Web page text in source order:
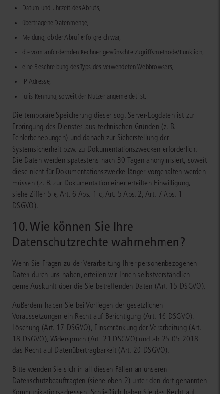
Datum und Uhrzeit des Abrufs,
übertragene Datenmenge,
Meldung, ob der Abruf erfolgreich war,
die vom anfordernden Rechner gewünschte Zugriffsmethode/Funktion,
eine Beschreibung des Typs des verwendeten Webbrowsers,
IP-Adresse,
juris Kennung, soweit der Nutzer angemeldet ist.
Die temporäre Speicherung dieser sog. Server-Logdaten ist zur
Erbringung des Dienstes aus technischen Gründen (z. B.
Fehlerbehebungen) und danach zur Sicherstellung der
Systemsicherheit bzw. zu Dokumentationszwecken erforderlich.
Die Daten werden spätestens nach 30 Tagen anonymisiert, soweit
diese nicht für Dokumentationszwecke länger vorgehalten werden
müssen (z. B. zur Dokumentation einer erteilten Einwilligung,
siehe Ziffer 5 e, Art. 6 Abs. 1 c, Art. 5 Abs. 2, Art. 7 Abs. 1
DSGVO).
10. Wie können Sie Ihre
Datenschutzrechte wahrnehmen?
Wenn Sie Fragen zu der Verarbeitung Ihrer personenbezogenen
Daten durch uns haben, erteilen wir Ihnen selbstverständlich
gerne Auskunft über die Sie betreffenden Daten (Art. 15 DSGVO).
Außerdem haben Sie bei Vorliegen der gesetzlichen
Voraussetzungen ein Recht auf Berichtigung (Art. 16 DSGVO),
Löschung (Art. 17 DSGVO), Einschränkung der Verarbeitung (Art.
18 DSGVO), Widerspruch (Art. 21 DSGVO) und ab 25.05.2018
das Recht auf Datenübertragbarkeit (Art. 20 DSGVO).
Bitte wenden Sie sich in all diesen Fällen an unseren
Datenschutzbeauftragten (siehe oben 2) unter den dort genannten
Kommunikationsadressen. Schließlich haben Sie das Recht auf